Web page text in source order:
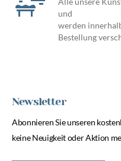
und
werden
Bestellung
Newsletter
Abonnieren Sie unseren
keine Neuigkeit oder Aktion